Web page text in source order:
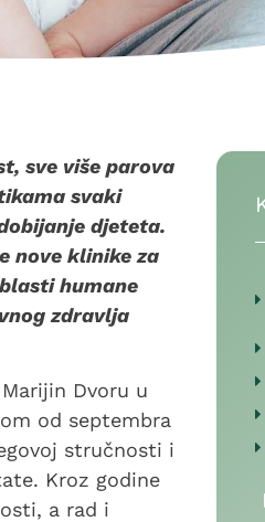
sve više parova
svaki
djeteta.
nove klinike za
humane
zdravlja
Dvoru u
od septembra
stručnosti i
Kroz godine
a rad i